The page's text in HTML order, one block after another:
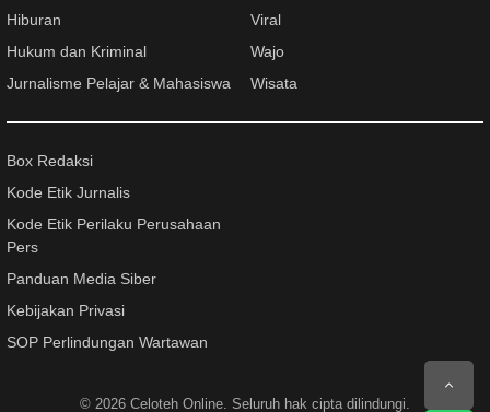
Hiburan
Hukum dan Kriminal
Jurnalisme Pelajar & Mahasiswa
Viral
Wajo
Wisata
Box Redaksi
Kode Etik Jurnalis
Kode Etik Perilaku Perusahaan
Pers
Panduan Media Siber
Kebijakan Privasi
SOP Perlindungan Wartawan
© 2026 Celoteh Online . Seluruh hak cipta dilindungi.